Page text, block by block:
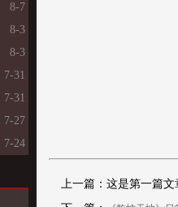
8-7
8-3
8-3
7-31
7-31
7-27
7-24
上一篇：这是第一篇文